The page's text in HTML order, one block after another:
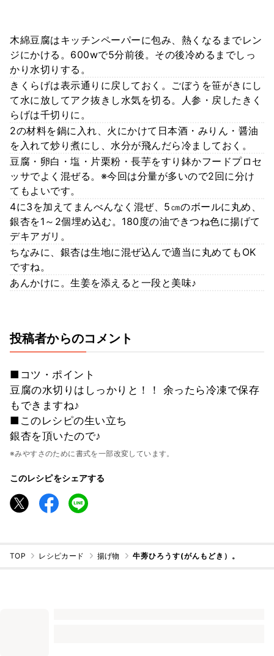
木綿豆腐はキッチンペーパーに包み、熱くなるまでレン
ジにかける。600wで5分前後。その後冷めるまでしっ
かり水切りする。
きくらげは表示通りに戻しておく。ごぼうを笹がきにし
て水に放してアク抜きし水気を切る。人参・戻したきく
らげは千切りに。
2の材料を鍋に入れ、火にかけて日本酒・みりん・醤油
を入れて炒り煮にし、水分が飛んだら冷ましておく。
豆腐・卵白・塩・片栗粉・長芋をすり鉢かフードプロセ
ッサでよく混ぜる。※今回は分量が多いので2回に分け
てもよいです。
4に3を加えてまんべんなく混ぜ、5㎝のボールに丸め、
銀杏を1～2個埋め込む。180度の油できつね色に揚げて
デキアガリ。
ちなみに、銀杏は生地に混ぜ込んで適当に丸めてもOK
ですね。
あんかけに。生姜を添えると一段と美味♪
投稿者からのコメント
■コツ・ポイント
豆腐の水切りはしっかりと！！ 余ったら冷凍で保存
もできますね♪
■このレシピの生い立ち
銀杏を頂いたので♪
※みやすさのために書式を一部改変しています。
このレシピをシェアする
TOP レシピカード 揚げ物 牛蒡ひろうす(がんもどき）。